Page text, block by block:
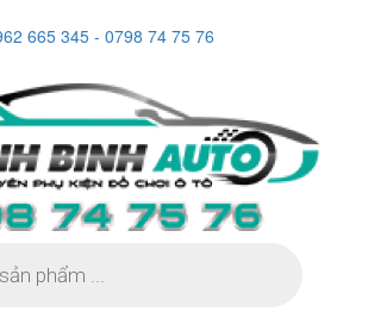
665 345 - 0798 74 75 76